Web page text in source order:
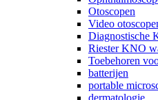
Otoscopen
Video
Diagnostische
Riester KNO
Toebehoren
batterijen
portable
dermatologie